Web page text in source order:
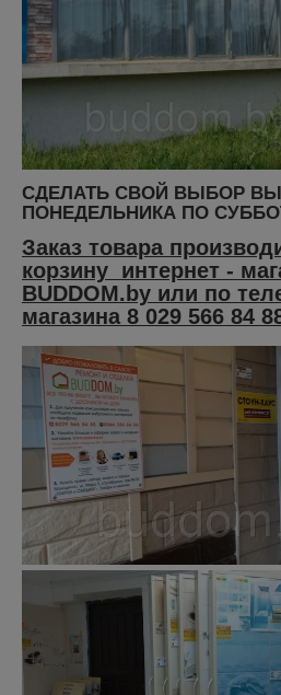
СДЕЛАТЬ СВОЙ ВЫБОР
ПОНЕДЕЛЬНИКА ПО
Заказ товара
корзину интернет -
BUDDOM.by или по
магазина 8 029 566 84